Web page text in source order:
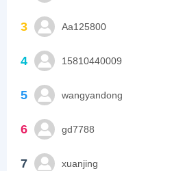
3 Aa125800
4 15810440009
5 wangyandong
6 gd7788
7 xuanjing